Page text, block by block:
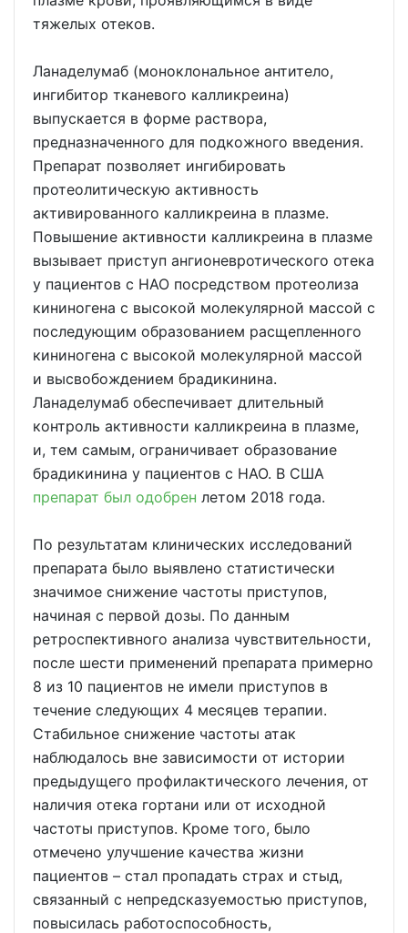
тяжелых отеков.
Ланаделумаб (моноклональное антитело,
ингибитор тканевого калликреина)
выпускается в форме раствора,
предназначенного для подкожного введения.
Препарат позволяет ингибировать
протеолитическую активность
активированного калликреина в плазме.
Повышение активности калликреина в плазме
вызывает приступ ангионевротического отека
у пациентов с НАО посредством протеолиза
кининогена с высокой молекулярной массой с
последующим образованием расщепленного
кининогена с высокой молекулярной массой
и высвобождением брадикинина.
Ланаделумаб обеспечивает длительный
контроль активности калликреина в плазме,
и, тем самым, ограничивает образование
брадикинина у пациентов с НАО. В США
препарат был одобрен летом 2018 года.
По результатам клинических исследований
препарата было выявлено статистически
значимое снижение частоты приступов,
начиная с первой дозы. По данным
ретроспективного анализа чувствительности,
после шести применений препарата примерно
8 из 10 пациентов не имели приступов в
течение следующих 4 месяцев терапии.
Стабильное снижение частоты атак
наблюдалось вне зависимости от истории
предыдущего профилактического лечения, от
наличия отека гортани или от исходной
частоты приступов. Кроме того, было
отмечено улучшение качества жизни
пациентов – стал пропадать страх и стыд,
связанный с непредсказуемостью приступов,
повысилась работоспособность,